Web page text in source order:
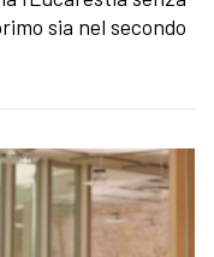
sia nel secondo